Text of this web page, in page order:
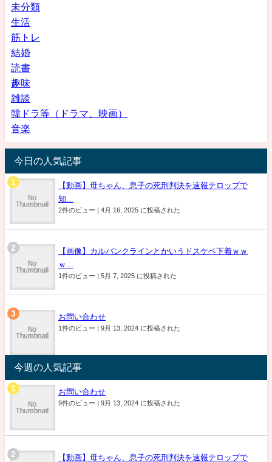
未分類
生活
筋トレ
結婚
読書
趣味
雑談
韓ドラ等（ドラマ、映画）
音楽
今日の人気記事
【動画】母ちゃん、息子の死刑判決を速報テロップで
知...
2件のビュー | 4月 16, 2025 に投稿された
【画像】カルバンクラインとかいうドスケベ下着ｗｗ
ｗ...
1件のビュー | 5月 7, 2025 に投稿された
お問い合わせ
1件のビュー | 9月 13, 2024 に投稿された
今週の人気記事
お問い合わせ
9件のビュー | 9月 13, 2024 に投稿された
【動画】母ちゃん、息子の死刑判決を速報テロップで